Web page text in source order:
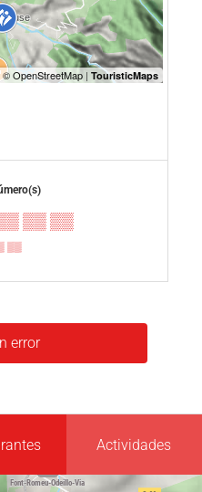
▒▒ ▒▒
▒▒
error
Actividades